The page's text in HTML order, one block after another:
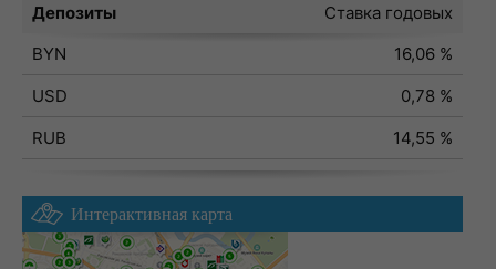
Депозиты
Ставка годовых
BYN
16,06 %
USD
0,78 %
RUB
14,55 %
Интерактивная карта